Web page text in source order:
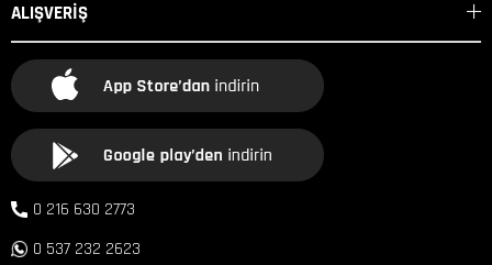
ALIŞVERİŞ
0 216 630 2773
0 537 232 2623